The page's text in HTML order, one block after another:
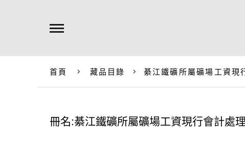
首頁 藏品目錄 綦江鐵礦所屬礦場工資現
冊名:綦江鐵礦所屬礦場工資現行會計處